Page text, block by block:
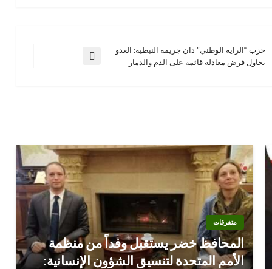
المقالة
حزب “الراية الوطني” دان جريمة النبطية: العدو
يحاول فرض معادلة قائمة على الدم والدمار
متفرقات
المحافظ خضر يستقبل وفداً من منظمة
الأمم المتحدة لتنسيق الشؤون الإنسانية: